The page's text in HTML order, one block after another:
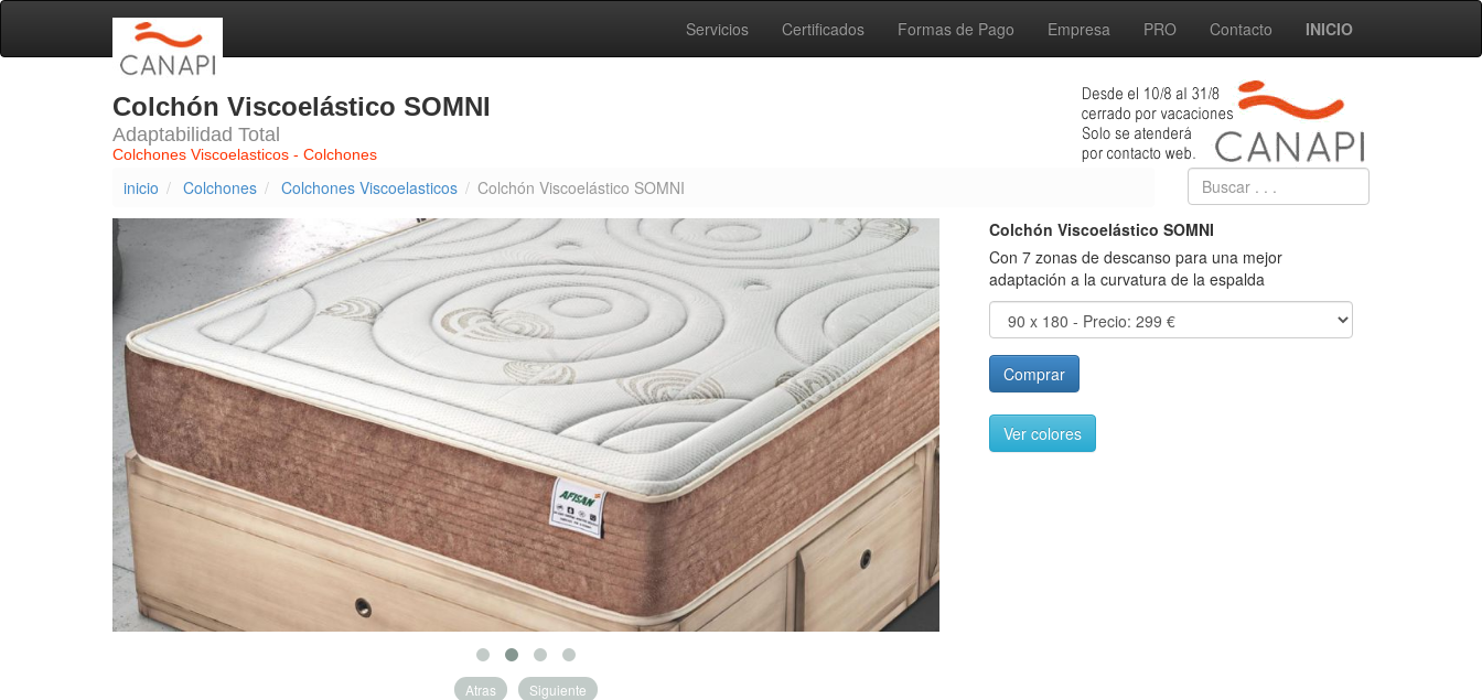
Servicios Certificados Formas de Pago Empresa PRO Contacto INICIO
Colchón Viscoelástico SOMNI
Adaptabilidad Total
Colchones Viscoelasticos - Colchones
inicio Colchones Colchones Viscoelasticos Colchón Viscoelástico SOMNI
Atras Siguiente
Colchón Viscoelástico SOMNI
Con 7 zonas de descanso para una mejor
adaptación a la curvatura de la espalda
Comprar
Ver colores